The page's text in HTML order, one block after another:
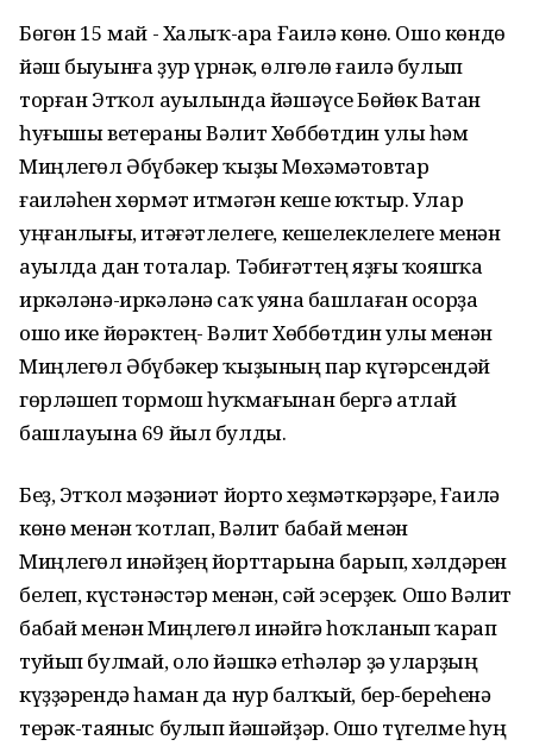
Бөгөн 15 май - Халыҡ-ара Ғаилә көнө. Ошо көндө
йәш быуынға ҙур үрнәк, өлгөлө ғаилә булып
торған Этҡол ауылында йәшәүсе Бөйөк Ватан
һуғышы ветераны Вәлит Хөббөтдин улы һәм
Миңлегөл Әбүбәкер ҡыҙы Мөхәмәтовтар
ғаиләһен хөрмәт итмәгән кеше юҡтыр. Улар
уңғанлығы, итәғәтлелеге, кешелеклелеге менән
ауылда дан тоталар. Тәбиғәттең яҙғы ҡояшҡа
иркәләнә-иркәләнә саҡ уяна башлаған осорҙа
ошо ике йөрәктең- Вәлит Хөббөтдин улы менән
Миңлегөл Әбүбәкер ҡыҙының пар күгәрсендәй
гөрләшеп тормош һуҡмағынан бергә атлай
башлауына 69 йыл булды.
Беҙ, Этҡол мәҙәниәт йорто хеҙмәткәрҙәре, Ғаилә
көнө менән ҡотлап, Вәлит бабай менән
Миңлегөл инәйҙең йорттарына барып, хәлдәрен
белеп, күстәнәстәр менән, сәй эсерҙек. Ошо Вәлит
бабай менән Миңлегөл инәйгә һоҡланып ҡарап
туйып булмай, оло йәшкә етһәләр ҙә уларҙың
күҙҙәрендә һаман да нур балҡый, бер-береһенә
терәк-таяныс булып йәшәйҙәр. Ошо түгелме һуң